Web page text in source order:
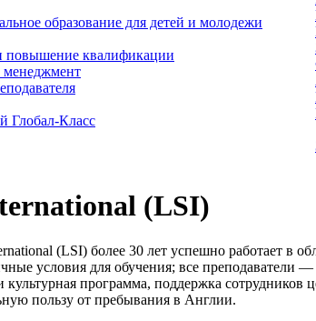
образование для детей и молодежи
повышение квалификации
менеджмент
Глобал-Класс
(LSI)
(LSI) более 30 лет успешно работает в
условия для обучения; все
программа, поддержка сотрудников
пользу от пребывания в Англии.